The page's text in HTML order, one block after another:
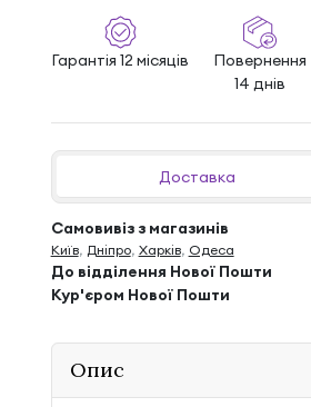
Гарантія 12 місяців
Повернення
14 днів
Доставка
Самовивіз з магазинів
Київ, Дніпро, Харків, Одеса
До відділення Нової Пошти
Кур'єром Нової Пошти
Опис